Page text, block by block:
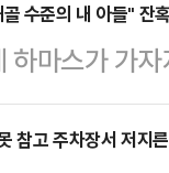
된 것으로 전
알려졌다.앞
구에서 자택
찰에 불구
수준의 내 아들" 잔
하마스가 가
하고 있다.
지시간) 타
참고 주차장서 저지